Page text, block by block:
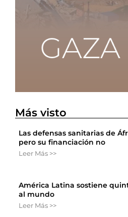
Más visto
Las defensas sanitarias de
pero su financiación no
Leer Más >>
América Latina sostiene
al mundo
Leer Más >>